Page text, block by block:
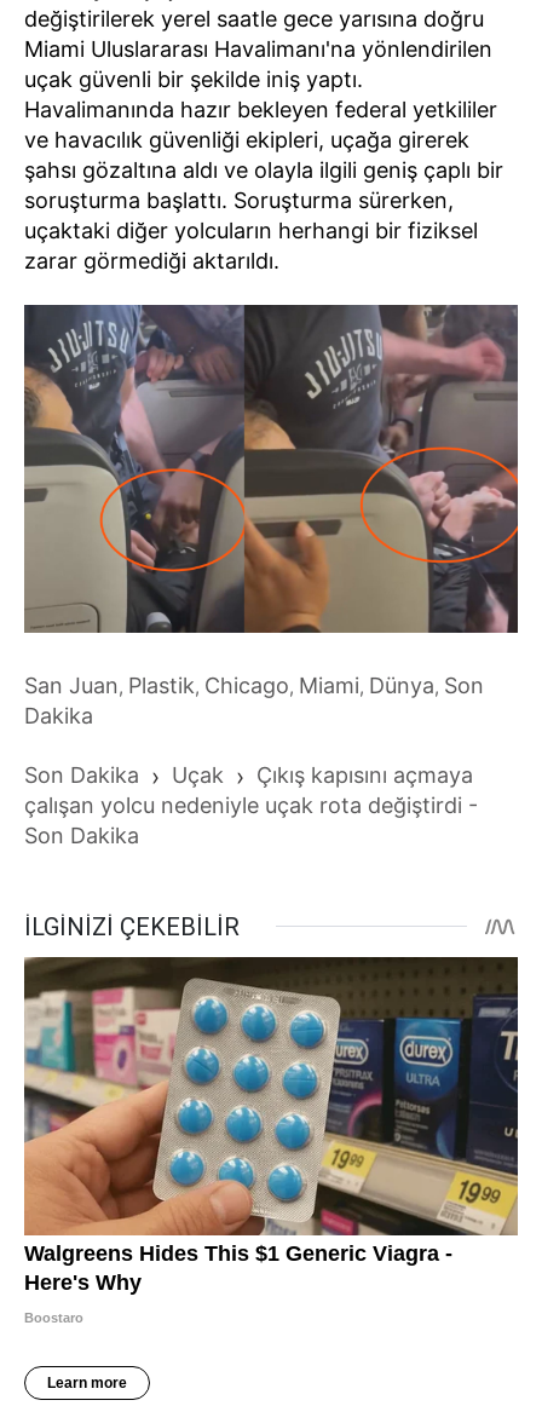
değiştirilerek yerel saatle gece yarısına doğru
Miami Uluslararası Havalimanı'na yönlendirilen
uçak güvenli bir şekilde iniş yaptı.
Havalimanında hazır bekleyen federal yetkililer
ve havacılık güvenliği ekipleri, uçağa girerek
şahsı gözaltına aldı ve olayla ilgili geniş çaplı bir
soruşturma başlattı. Soruşturma sürerken,
uçaktaki diğer yolcuların herhangi bir fiziksel
zarar görmediği aktarıldı.
San Juan, Plastik, Chicago, Miami, Dünya, Son
Dakika
Son Dakika › Uçak › Çıkış kapısını açmaya
çalışan yolcu nedeniyle uçak rota değiştirdi -
Son Dakika